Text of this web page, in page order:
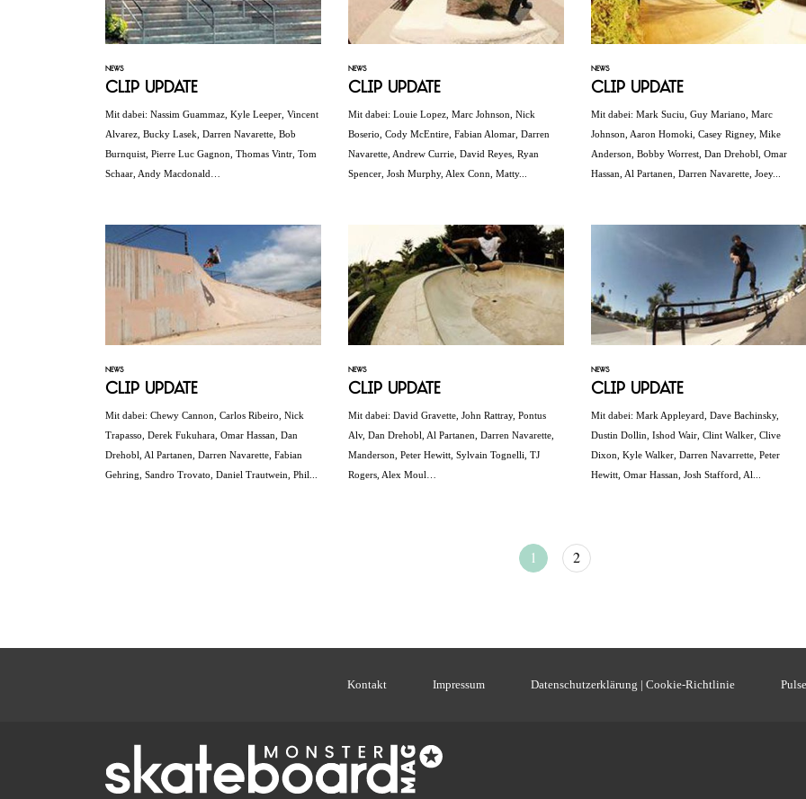
NEWS
Clip Update
Mit dabei: Nassim Guammaz, Kyle Leeper, Vincent
Alvarez, Bucky Lasek, Darren Navarette, Bob
Burnquist, Pierre Luc Gagnon, Thomas Vintr, Tom
Schaar, Andy Macdonald…
NEWS
Clip Update
Mit dabei: Louie Lopez, Marc Johnson, Nick
Boserio, Cody McEntire, Fabian Alomar, Darren
Navarette, Andrew Currie, David Reyes, Ryan
Spencer, Josh Murphy, Alex Conn, Matty...
NEWS
Clip Update
Mit dabei: Mark Suciu, Guy Mariano, Marc
Johnson, Aaron Homoki, Casey Rigney, Mike
Anderson, Bobby Worrest, Dan Drehobl, Omar
Hassan, Al Partanen, Darren Navarette, Joey...
NEWS
Clip Update
Mit dabei: Chewy Cannon, Carlos Ribeiro, Nick
Trapasso, Derek Fukuhara, Omar Hassan, Dan
Drehobl, Al Partanen, Darren Navarette, Fabian
Gehring, Sandro Trovato, Daniel Trautwein, Phil...
NEWS
Clip Update
Mit dabei: David Gravette, John Rattray, Pontus
Alv, Dan Drehobl, Al Partanen, Darren Navarette,
Manderson, Peter Hewitt, Sylvain Tognelli, TJ
Rogers, Alex Moul…
NEWS
Clip Update
Mit dabei: Mark Appleyard, Dave Bachinsky,
Dustin Dollin, Ishod Wair, Clint Walker, Clive
Dixon, Kyle Walker, Darren Navarrette, Peter
Hewitt, Omar Hassan, Josh Stafford, Al...
1 2
Kontakt Impressum Datenschutzerklärung | Cookie-Richtlinie